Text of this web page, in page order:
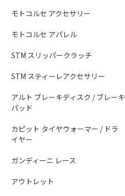
モトコルセ アクセサリー
モトコルセ アパレル
STM スリッパークラッチ
STM スティーレアクセサリー
アルト ブレーキディスク / ブレーキ
パッド
カピット タイヤウォーマー / ドラ
イヤー
ガンディーニ レース
アウトレット